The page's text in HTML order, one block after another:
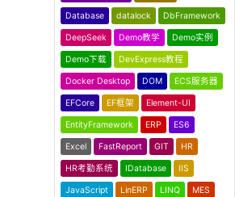
Database datalock DbFramework
DeepSeek Demo教学 Demo实例
Demo下载 DevExpress教程
Docker Desktop DOM ECS服务器
EFCore EF框架 Element-UI
EntityFramework ERP ES6
Excel FastReport GIT HR
HR考勤系统 IDatabase IIS
JavaScript LinERP LINQ MES